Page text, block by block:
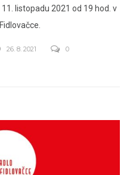
listopadu 2021 od 19 hod. v
26. 8. 2021 0